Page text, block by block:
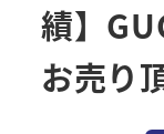
績】
お売り